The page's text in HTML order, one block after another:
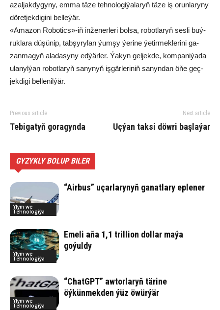
azal­jak­dy­gy­ny, em­ma tä­ze teh­no­lo­gi­ýa­la­ryň tä­ze iş orun­la­ry­ny
dö­ret­jek­di­gi­ni bel­le­ýär.
«Ama­zon Ro­bo­tics»-iň in­že­ner­le­ri bol­sa, ro­bot­la­ryň ses­li buý­
ruk­la­ra dü­şü­nip, tab­şy­ry­lan ýum­şy ýe­ri­ne ýe­tir­mek­le­ri­ni ga­
zan­ma­gyň ala­da­sy­ny ed­ýär­ler. Ýa­kyn gel­jek­de, kom­pa­ni­ýa­da
ula­nyl­ýan ro­bot­la­ryň sa­ny­nyň iş­gär­le­ri­niň sa­nyn­dan öňe geç­
jek­di­gi bel­le­nil­ýär.
Previous article
Tebigatyň goragynda
Next article
Uç­ýan tak­si döw­ri baş­la­ýar
GYZYKLY BOLUP BILER
Ylym we
Tehnologiýa
“Airbus” uçarlarynyň ganatlary eplener
Ylym we
Tehnologiýa
Emeli aňa 1,1 trillion dollar maýa
goýuldy
Ylym we
Tehnologiýa
“ChatGPT” awtorlaryň tärine
öýkünmekden ýüz öwürýär